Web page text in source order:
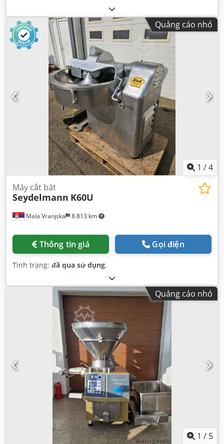
Quảng cáo nhỏ
1 /4
Mala Vranjska 8.813 km
Máy cắt bát
Seydelmann K60U
Thông tin giá Gọi điện
Tình trạng: đã qua sử dụng,
Quảng cáo nhỏ
1 / 5